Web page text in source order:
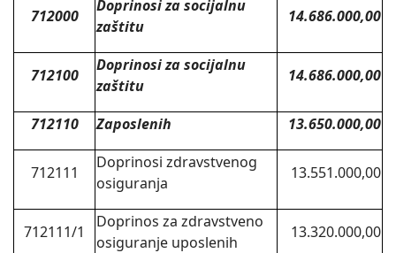
712000
Doprinosi za socijalnu
zaštitu
14.686.000,00
712100
Doprinosi za socijalnu
zaštitu
14.686.000,00
712110 Zaposlenih 13.650.000,00
712111
Doprinosi zdravstvenog
osiguranja
13.551.000,00
712111/1
Doprinos za zdravstveno
osiguranje uposlenih
13.320.000,00